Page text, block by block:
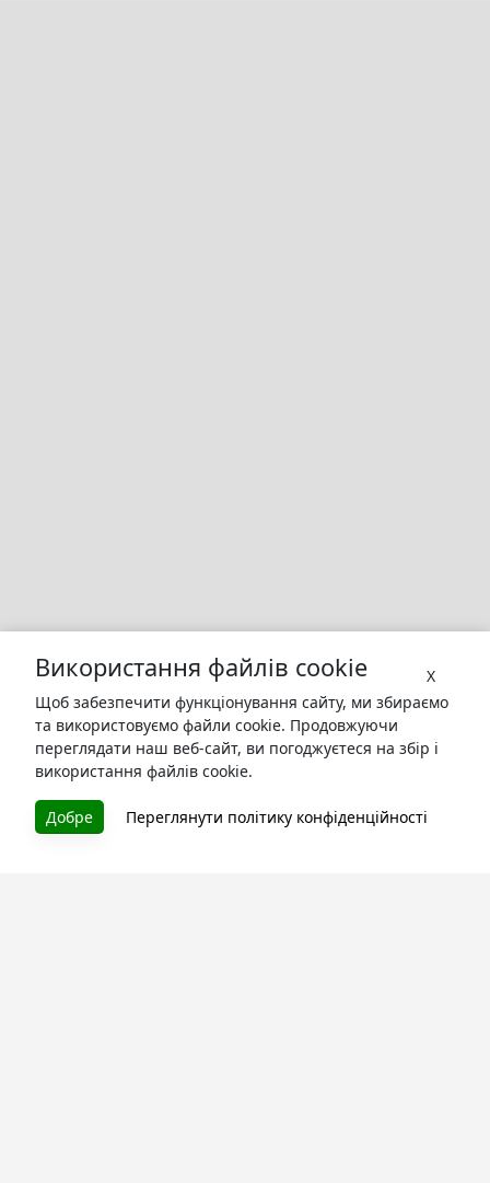
X
Використання файлів cookie
Щоб забезпечити функціонування сайту, ми збираємо
та використовуємо файли cookie. Продовжуючи
переглядати наш веб-сайт, ви погоджуєтеся на збір і
використання файлів cookie.
Добре Переглянути політику конфіденційності
БУКУРУК